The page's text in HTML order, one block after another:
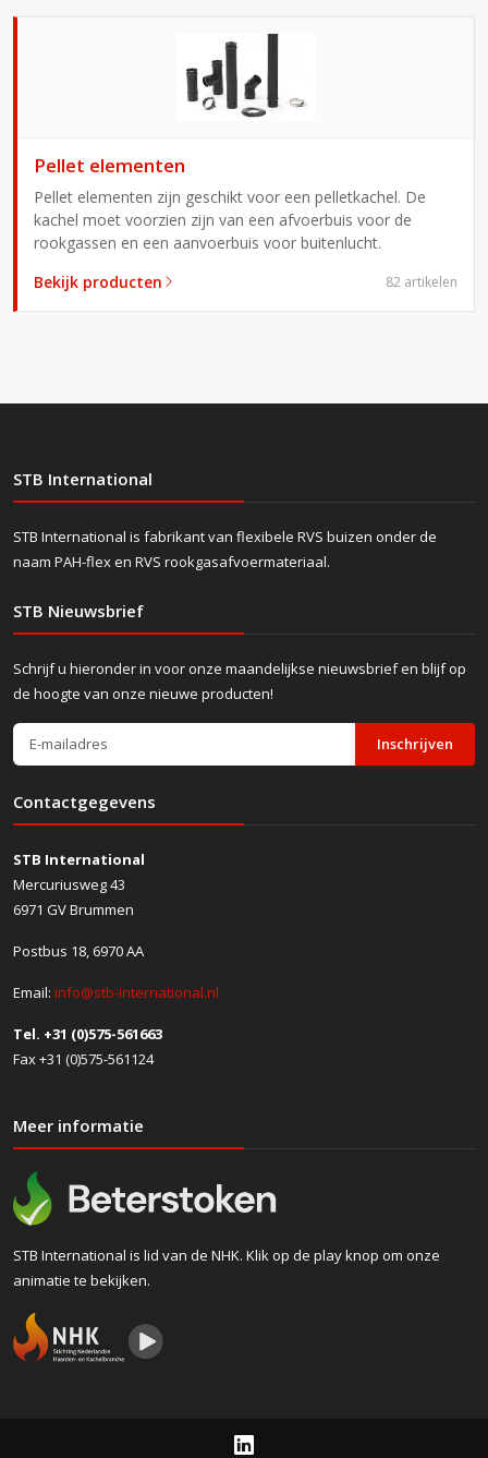
Pellet elementen
Pellet elementen zijn geschikt voor een pelletkachel. De
kachel moet voorzien zijn van een afvoerbuis voor de
rookgassen en een aanvoerbuis voor buitenlucht.
Bekijk producten
82 artikelen
STB International
STB International is fabrikant van flexibele RVS buizen onder de
naam PAH-flex en RVS rookgasafvoermateriaal.
STB Nieuwsbrief
Schrijf u hieronder in voor onze maandelijkse nieuwsbrief en blijf op
de hoogte van onze nieuwe producten!
Inschrijven
Contactgegevens
STB International
Mercuriusweg 43
6971 GV Brummen
Postbus 18, 6970 AA
Email: info@stb-international.nl
Tel. +31 (0)575-561663
Fax +31 (0)575-561124
Meer informatie
STB International is lid van de NHK. Klik op de play knop om onze
animatie te bekijken.